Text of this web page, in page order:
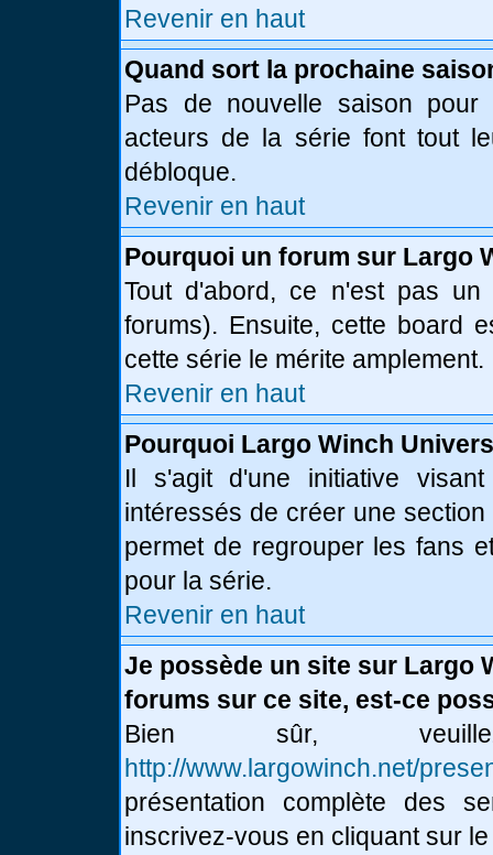
Revenir en haut
Quand sort la prochaine
Pas de nouvelle saison pour
acteurs de la série font tout
débloque.
Revenir en haut
Pourquoi un forum sur Largo
Tout d'abord, ce n'est pas un
forums). Ensuite, cette board
cette série le mérite amplement.
Revenir en haut
Pourquoi Largo Winch
Il s'agit d'une initiative
intéressés de créer une
permet de regrouper les fans
pour la série.
Revenir en haut
Je possède un site sur Largo
forums sur ce site, est-ce
Bien sûr,
http://www.largowinch.net/
présentation complète des
inscrivez-vous en cliquant sur